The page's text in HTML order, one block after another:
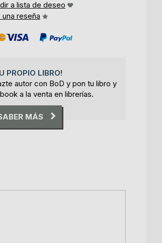
a lista de deseo
una reseña
PROPIO LIBRO!
autor con BoD y pon tu libro y
a la venta en librerías.
MÁS